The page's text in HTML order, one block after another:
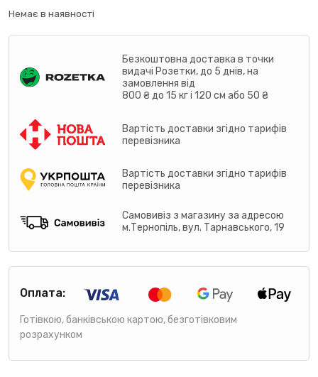
Немає в наявності
Безкоштовна доставка в точки
видачі Розетки, до 5 днів, на
замовлення від
800 ₴ до 15 кг і 120 см або 50 ₴
Вартість доставки згідно тарифів
перевізника
Вартість доставки згідно тарифів
перевізника
Самовивіз з магазину за адресою
м.Тернопіль, вул. Тарнавського, 19
Оплата:
Готівкою, банківською картою, безготівковим
розрахунком